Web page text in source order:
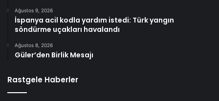
Ağustos 9, 2026
İspanya acil kodla yardım istedi: Türk yangın
söndürme uçakları havalandı
Ağustos 8, 2026
Güler’den Birlik Mesajı
Rastgele Haberler